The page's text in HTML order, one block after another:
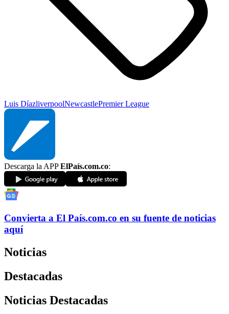
Luis DíazliverpoolNewcastlePremier League
Descarga la APPElPaís.com.co:
Convierta a El País.com.co en su fuente de noticias
aquí
Noticias
Destacadas
Noticias Destacadas